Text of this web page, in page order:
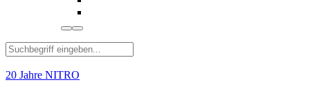
20 Jahre NITRO